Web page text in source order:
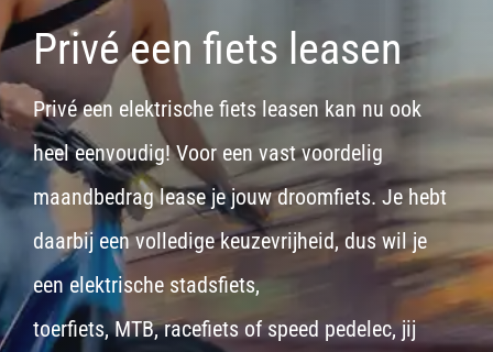
Privé een fiets leasen
Privé een elektrische fiets leasen kan nu ook
heel eenvoudig! Voor een vast voordelig
maandbedrag lease je jouw droomfiets. Je hebt
daarbij een volledige keuzevrijheid, dus wil je
eenelektrische stadsfiets,
toerfiets,MTB,racefietsof speed pedelec, jij